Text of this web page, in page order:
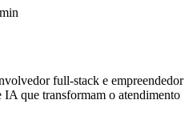
full-stack e empreendedor
que transformam o atendimento